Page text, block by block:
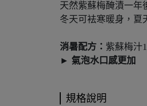
天然紫蘇梅醃漬一年
冬天可袪寒暖身，夏
消暑配方： 紫蘇梅汁
► 氣泡水口感更加
規格說明